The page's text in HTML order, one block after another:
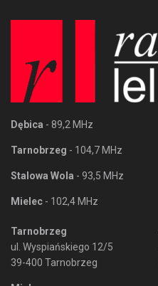
Dębica - 89,2 MHz
Tarnobrzeg - 104,7 MHz
Stalowa Wola - 93,5 MHz
Mielec - 102,4 MHz
Tarnobrzeg
ul. Wyspiańskiego 12/5
39-400 Tarnobrzeg